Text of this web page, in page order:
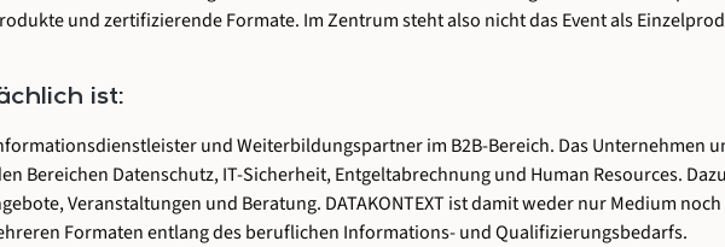
und zertifizierende Formate. Im Zentrum steht also nicht das Event als
ist:
und Weiterbildungspartner im B2B-Bereich. Das
Bereichen Datenschutz, IT-Sicherheit, Entgeltabrechnung und Human Resources.
Veranstaltungen und Beratung. DATAKONTEXT ist damit weder nur Medium
Formaten entlang des beruflichen Informations- und Qualifizierungsbedarfs.